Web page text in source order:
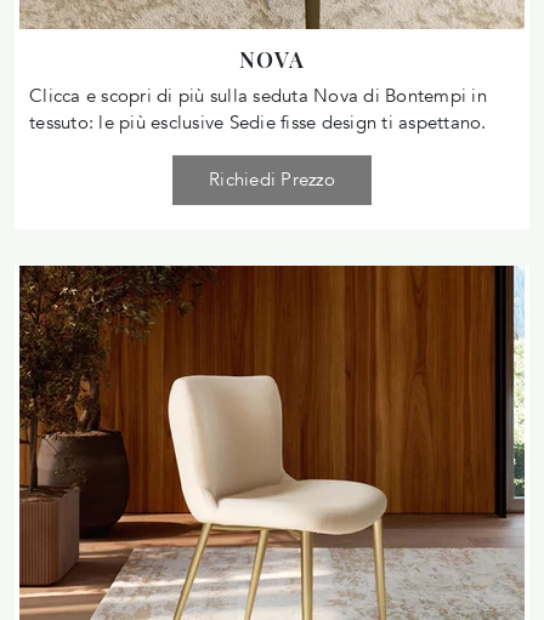
NOVA
Clicca e scopri di più sulla seduta Nova di Bontempi in
tessuto: le più esclusive Sedie fisse design ti aspettano.
Richiedi Prezzo